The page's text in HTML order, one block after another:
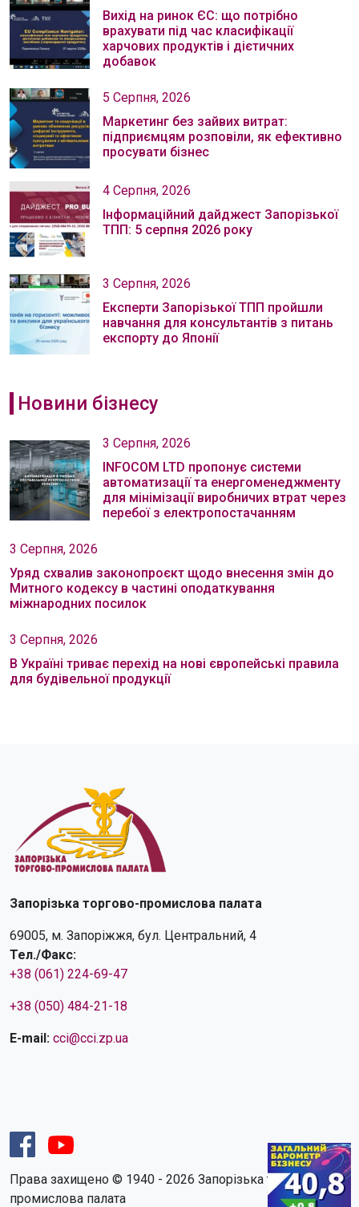
Вихід на ринок ЄС: що потрібно
врахувати під час класифікації
харчових продуктів і дієтичних
добавок
5 Серпня, 2026
Маркетинг без зайвих витрат:
підприємцям розповіли, як ефективно
просувати бізнес
4 Серпня, 2026
Інформаційний дайджест Запорізької
ТПП: 5 серпня 2026 року
3 Серпня, 2026
Експерти Запорізької ТПП пройшли
навчання для консультантів з питань
експорту до Японії
Новини бізнесу
3 Серпня, 2026
INFOCOM LTD пропонує системи
автоматизації та енергоменеджменту
для мінімізації виробничих втрат через
перебої з електропостачанням
3 Серпня, 2026
Уряд схвалив законопроєкт щодо внесення змін до
Митного кодексу в частині оподаткування
міжнародних посилок
3 Серпня, 2026
В Україні триває перехід на нові європейські правила
для будівельної продукції
Запорізька торгово-промислова палата
69005, м. Запоріжжя, бул. Центральний, 4
Тел./Факс:
+38 (061) 224-69-47
+38 (050) 484-21-18
E-mail: cci@cci.zp.ua
Права захищено © 1940 - 2026 Запорізька торгово-
промислова палата